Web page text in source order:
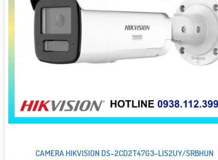
CAMERA HIKVISION DS-2CD2T47G3-LIS2UY/SRBHUN